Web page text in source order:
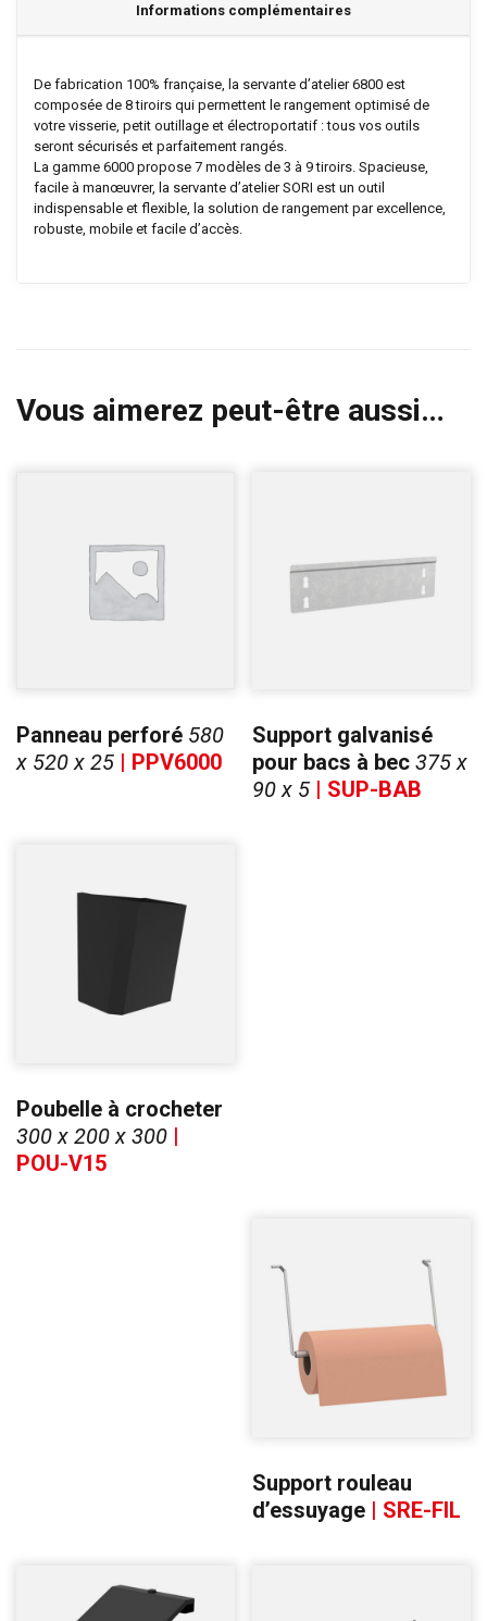
Informations complémentaires
De fabrication 100% française, la servante d’atelier 6800 est
composée de 8 tiroirs qui permettent le rangement optimisé de
votre visserie, petit outillage et électroportatif : tous vos outils
seront sécurisés et parfaitement rangés.
La gamme 6000 propose 7 modèles de 3 à 9 tiroirs. Spacieuse,
facile à manœuvrer, la servante d’atelier SORI est un outil
indispensable et flexible, la solution de rangement par excellence,
robuste, mobile et facile d’accès.
Vous aimerez peut-être aussi…
Panneau perforé 580
x 520 x 25 | PPV6000
Support galvanisé
pour bacs à bec375 x
90 x 5 | SUP-BAB
Poubelle à crocheter
300 x 200 x 300 |
POU-V15
Support rouleau
d’essuyage | SRE-FIL